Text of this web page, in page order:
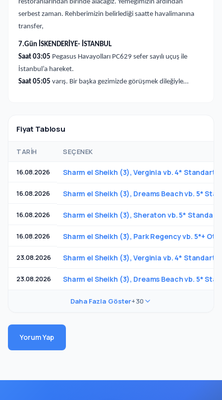
restoranlarından birinde alacağız. Yemeğimizin ardından
serbest zaman. Rehberimizin belirlediği saatte havalimanına
transfer,
7.Gün İSKENDERİYE- İSTANBUL
Saat 03:05 Pegasus Havayolları PC629 sefer sayılı uçuş ile
İstanbul’a hareket.
Saat 05:05 varış. Bir başka gezimizde görüşmek dileğiyle…
Fiyat Tablosu
TARIH SEÇENEK
16.08.2026 Sharm el Sheikh (3), Verginia vb. 4* Standart
16.08.2026 Sharm el Sheikh (3), Dreams Beach vb. 5*
16.08.2026 Sharm el Sheikh (3), Sheraton vb. 5*
16.08.2026 Sharm el Sheikh (3), Park Regency vb. 5*+
23.08.2026 Sharm el Sheikh (3), Verginia vb. 4* Standart
23.08.2026 Sharm el Sheikh (3), Dreams Beach vb. 5*
Daha Fazla Göster+30
Yorum Yap